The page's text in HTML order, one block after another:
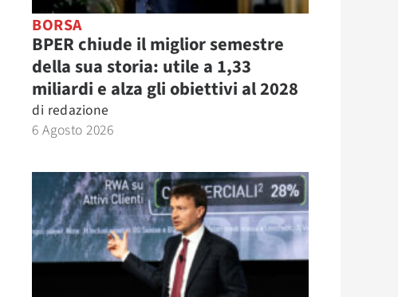
BORSA
BPER chiude il miglior semestre
della sua storia: utile a 1,33
miliardi e alza gli obiettivi al 2028
di redazione
6 Agosto 2026